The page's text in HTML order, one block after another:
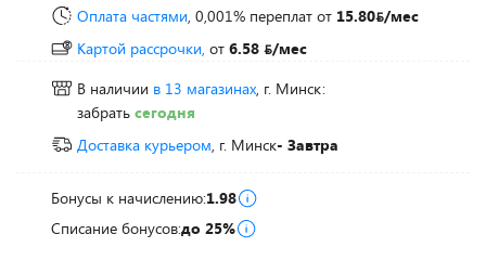
Оплата частями, 0,001% переплат от 15.80 /мес
Картой рассрочки, от 6.58
/мес
В наличии в 13 магазинах, г. Минск:
забрать сегодня
Доставка курьером, г. Минск- Завтра
Бонусы к начислению:1.98
Списание бонусов:до 25%